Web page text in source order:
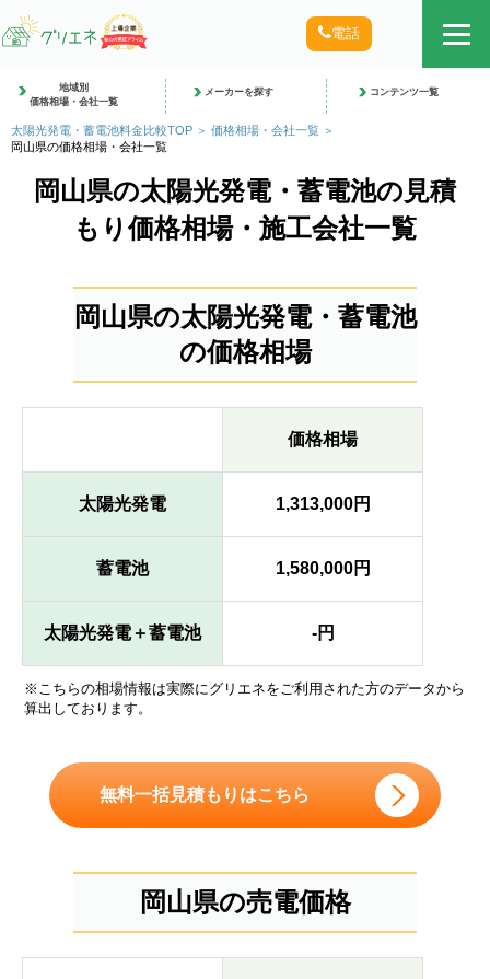
電話
地域別
価格相場・会社一覧
メーカーを探す コンテンツ一覧
太陽光発電・蓄電池料金比較TOP
価格相場・会社一覧
岡山県の価格相場・会社一覧
岡山県の太陽光発電・蓄電池の見積
もり価格相場・施工会社一覧
岡山県の太陽光発電・蓄電池
の価格相場
価格相場
太陽光発電 1,313,000円
蓄電池 1,580,000円
太陽光発電＋蓄電池 -円
※こちらの相場情報は実際にグリエネをご利用された方のデータから
算出しております。
無料一括見積もりはこちら
岡山県の売電価格